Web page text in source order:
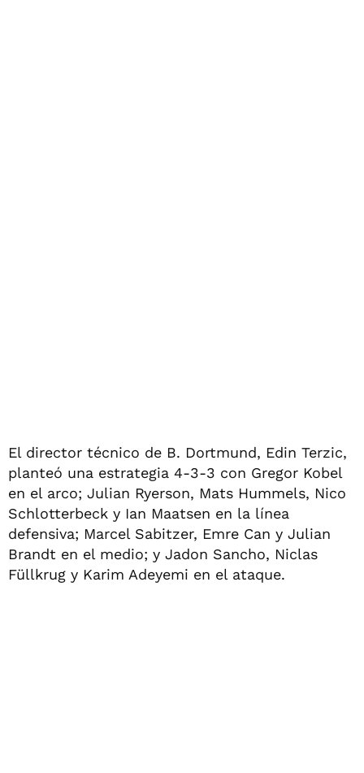
El director técnico de B. Dortmund, Edin Terzic,
planteó una estrategia 4-3-3 con Gregor Kobel
en el arco; Julian Ryerson, Mats Hummels, Nico
Schlotterbeck y Ian Maatsen en la línea
defensiva; Marcel Sabitzer, Emre Can y Julian
Brandt en el medio; y Jadon Sancho, Niclas
Füllkrug y Karim Adeyemi en el ataque.